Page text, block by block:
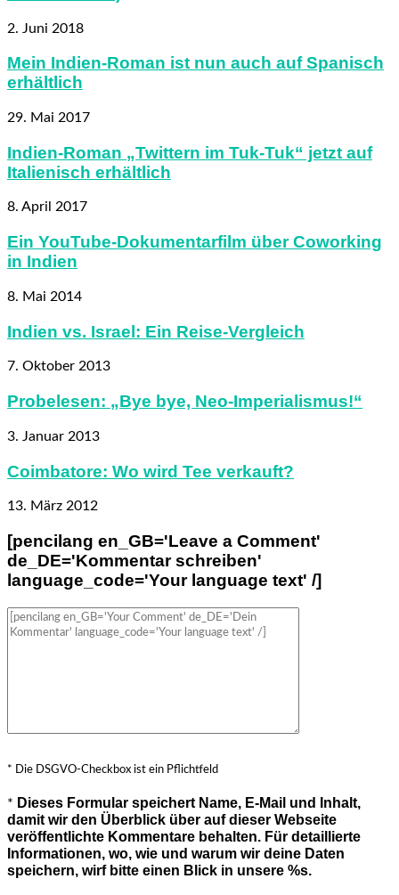
2. Juni 2018
Mein Indien-Roman ist nun auch auf Spanisch
erhältlich
29. Mai 2017
Indien-Roman „Twittern im Tuk-Tuk“ jetzt auf
Italienisch erhältlich
8. April 2017
Ein YouTube-Dokumentarfilm über Coworking
in Indien
8. Mai 2014
Indien vs. Israel: Ein Reise-Vergleich
7. Oktober 2013
Probelesen: „Bye bye, Neo-Imperialismus!“
3. Januar 2013
Coimbatore: Wo wird Tee verkauft?
13. März 2012
[pencilang en_GB='Leave a Comment'
de_DE='Kommentar schreiben'
language_code='Your language text' /]
* Die DSGVO-Checkbox ist ein Pflichtfeld
* Dieses Formular speichert Name, E-Mail und Inhalt,
damit wir den Überblick über auf dieser Webseite
veröffentlichte Kommentare behalten. Für detaillierte
Informationen, wo, wie und warum wir deine Daten
speichern, wirf bitte einen Blick in unsere %s.